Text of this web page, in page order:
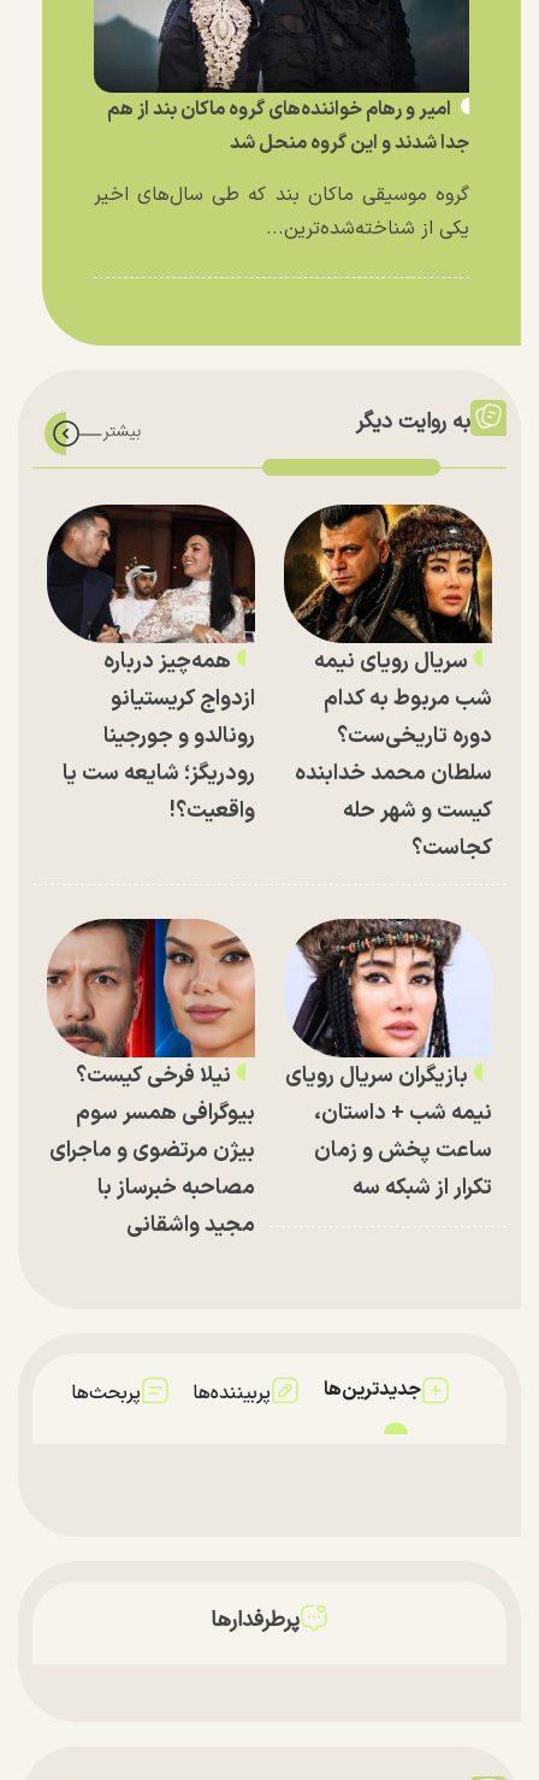
امیر و رهام خواننده‌های گروه ماکان بند از هم
جدا شدند و این گروه منحل شد
گروه موسیقی ماکان بند که طی سال‌های اخیر
یکی از شناخته‌شده‌ترین...
به روایت دیگر
سریال رویای نیمه
شب مربوط به کدام
دوره تاریخی‌ست؟
سلطان محمد خدابنده
کیست و شهر حله
کجاست؟
همه‌چیز درباره
ازدواج کریستیانو
رونالدو و جورجینا
رودریگز؛ شایعه ست یا
واقعیت؟!
بازیگران سریال رویای
نیمه شب + داستان،
ساعت پخش و زمان
تکرار از شبکه سه
نیلا فرخی کیست؟
بیوگرافی همسر سوم
بیژن مرتضوی و ماجرای
مصاحبه خبرساز با
مجید واشقانی
جدیدترین‌ها پربیننده‌ها پربحث‌ها
پرطرفدارها